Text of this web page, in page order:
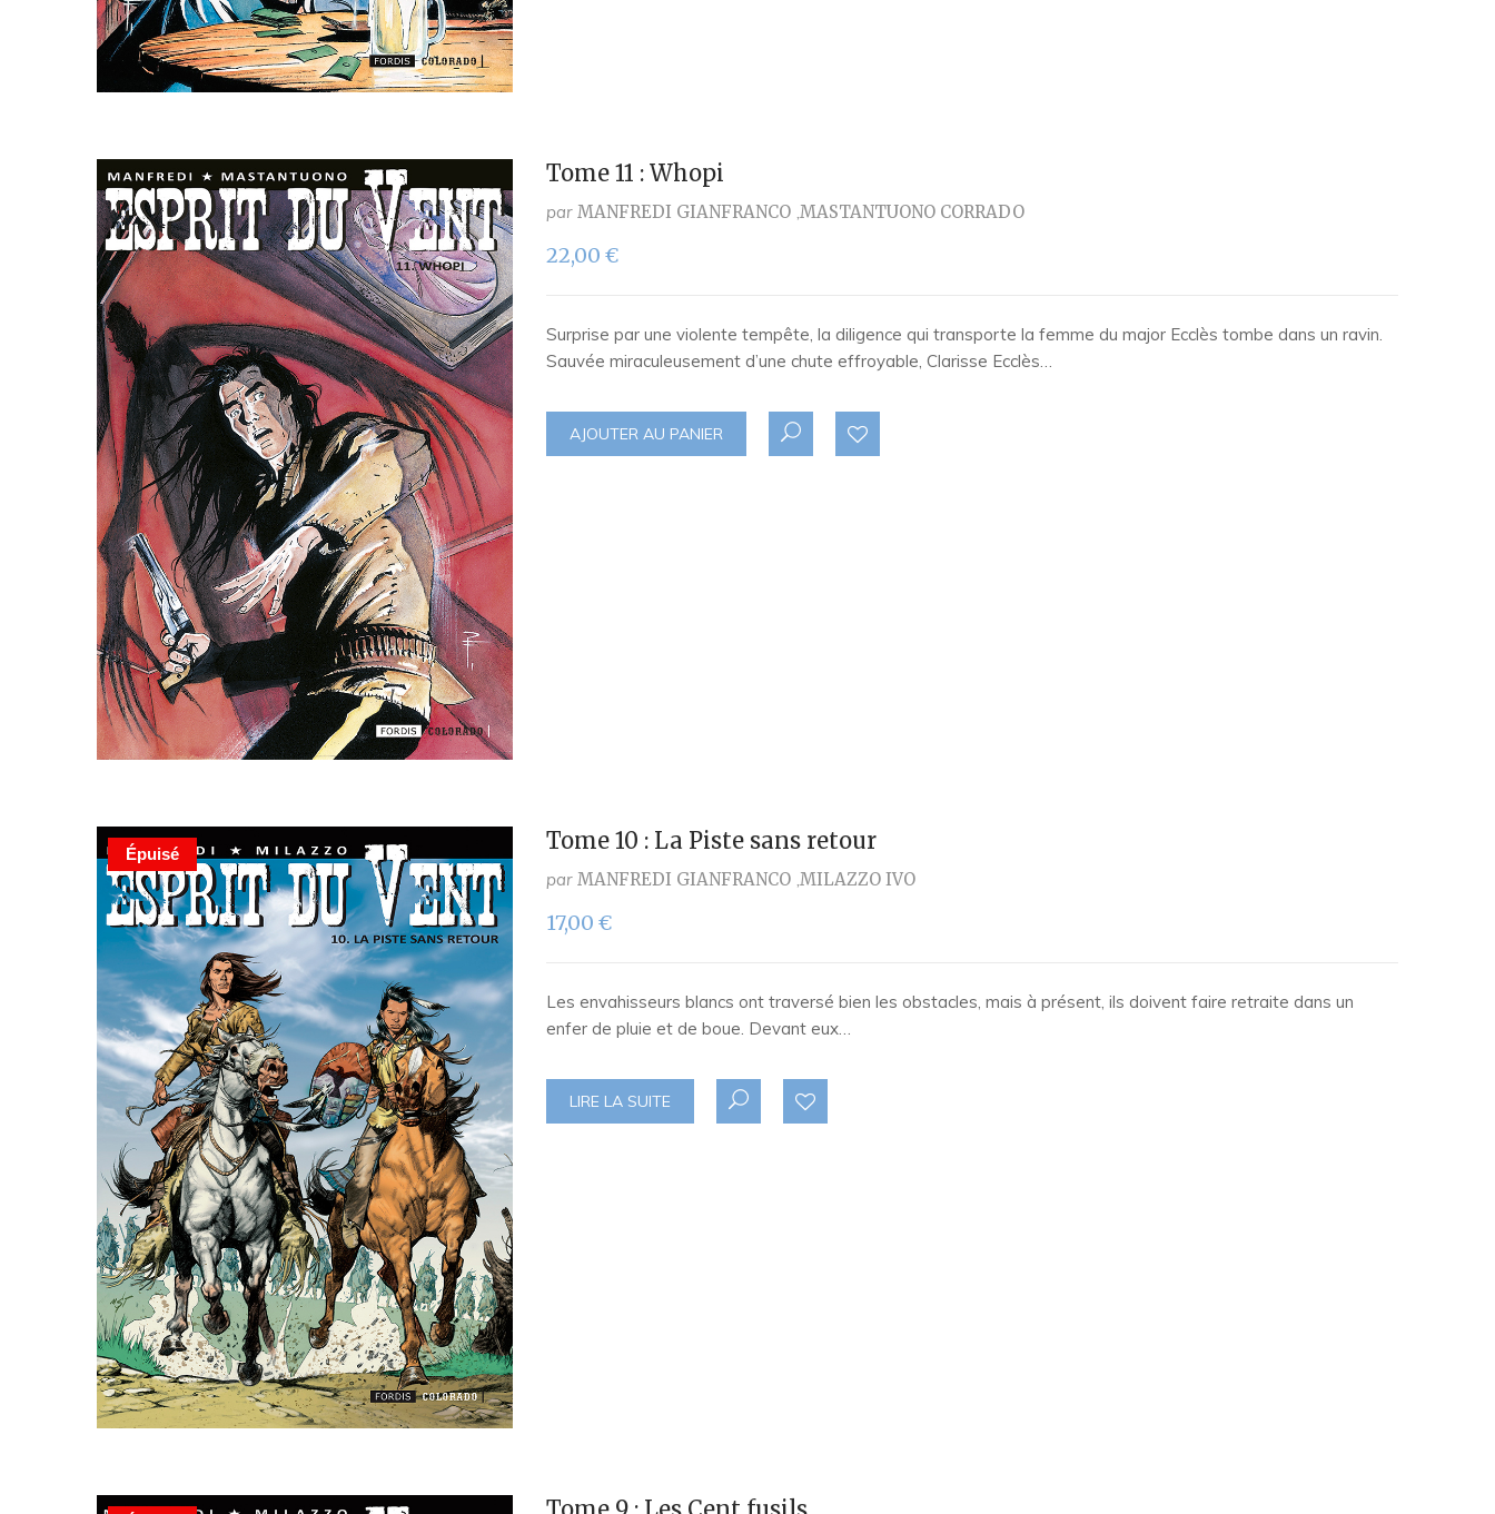
Tome 11 : Whopi
par MANFREDI GIANFRANCO MASTANTUONO CORRADO
22,00€
Surprise par une violente tempête, la diligence qui transporte la femme du major Ecclès tombe dans un ravin.
Sauvée miraculeusement d’une chute effroyable, Clarisse Ecclès…
AJOUTER AU PANIER
Épuisé Tome 10 : La Piste sans retour
par MANFREDI GIANFRANCO MILAZZO IVO
17,00€
Les envahisseurs blancs ont traversé bien les obstacles, mais à présent, ils doivent faire retraite dans un
enfer de pluie et de boue. Devant eux…
LIRE LA SUITE